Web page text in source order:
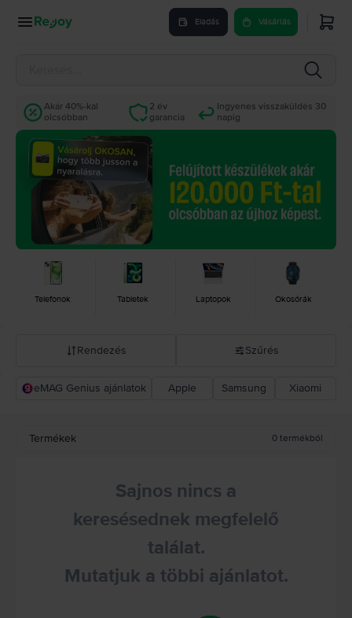
Eladás Vásárlás
Akár 40%-kal
olcsóbban
2 év
garancia
Ingyenes visszaküldés 30
napig
Telefonok Tabletek Laptopok Okosórák
Rendezés
Rejoy ajánlás
Szűrés
eMAG Genius ajánlatok Apple Samsung Xiaomi
Termékek 0 termékből
Sajnos nincs a
keresésednek megfelelő
találat.
Mutatjuk a többi ajánlatot.